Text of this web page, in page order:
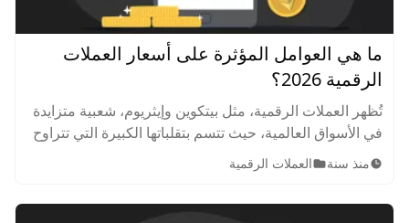
ما هي العوامل المؤثرة على أسعار العملات
الرقمية 2026؟
تُظهر العملات الرقمية، مثل بيتكوين وإيثريوم، شعبية متزايدة
في الأسواق العالمية، حيث تتسم بتقلباتها الكبيرة التي تتراوح
بين الارتفاعات والانخفاضات. فما هي العوامل التي تؤثر على
أسعار العملات الرقمية؟
منذ سنة العملات الرقمية